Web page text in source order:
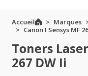
Accueil Marques
Canon I Sensys MF
Toners
267 DW Ii